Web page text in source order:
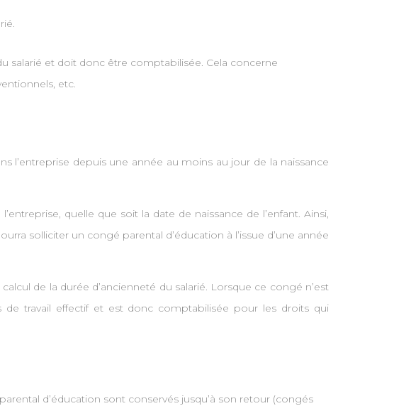
salarié et doit donc être comptabilisée. Cela concerne
etc.
l’entreprise depuis une année au moins au jour de la naissance
quelle que soit la date de naissance de l’enfant. Ainsi,
solliciter un congé parental d’éducation à l’issue d’une année
de la durée d’ancienneté du salarié. Lorsque ce congé n’est
travail effectif et est donc comptabilisée pour les droits qui
d’éducation sont conservés jusqu’à son retour (congés